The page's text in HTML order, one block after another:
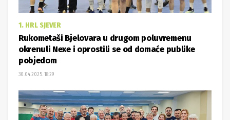
1. HRL SJEVER
Rukometaši Bjelovara u drugom poluvremenu
okrenuli Nexe i oprostili se od domaće publike
pobjedom
30.04.2025. 18:29